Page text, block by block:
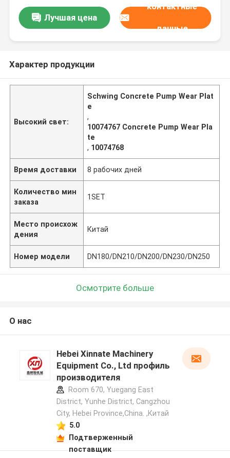
Лучшая цена
контактные
данные
Характер продукции
Высокий свет:
Schwing Concrete Pump Wear Plat
e
,
10074767 Concrete Pump Wear Pla
te
, 10074768
Время доставки 8 рабочих дней
Количество мин
заказа
1SET
Место происхож
дения
Китай
Номер модели DN180/DN210/DN200/DN230/DN250
Осмотрите больше
О нас
Hebei Xinnate Machinery
Equipment Co., Ltd профиль
производителя
Room 670, Yuegang East
District, Yunhe District, Cangzhou
City, Hebei Province,China. ,Китай
5.0
Подтверженный
поставщик